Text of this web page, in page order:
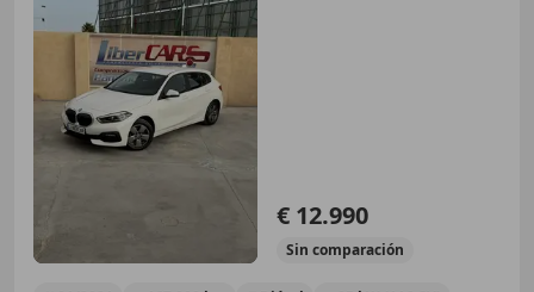
€ 12.990
Sin comparación